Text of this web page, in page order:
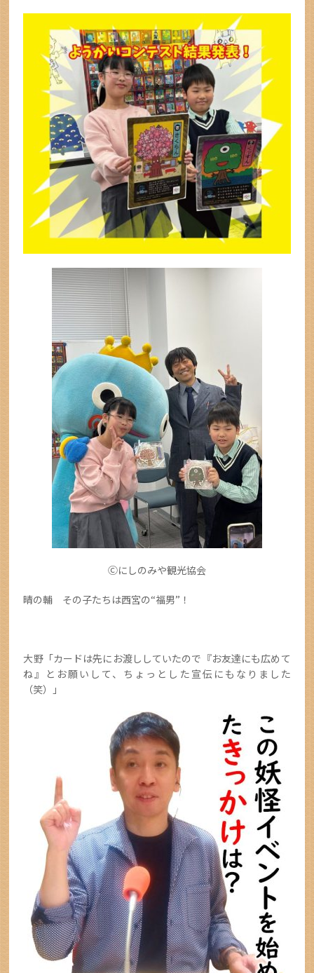
Ⓒにしのみや観光協会
晴の輔 その子たちは西宮の“福男”！
大野「カードは先にお渡ししていたので『お友達にも広めて
ね』とお願いして、ちょっとした宣伝にもなりました
（笑）」